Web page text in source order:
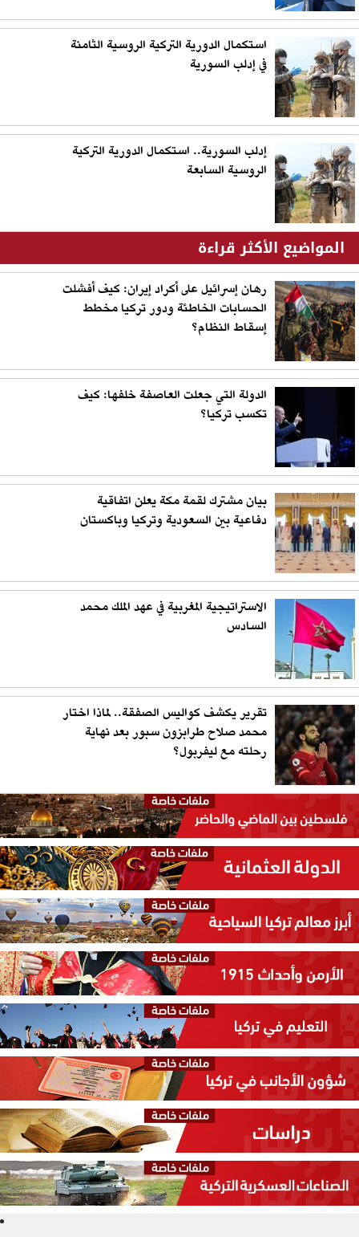
استكمال الدورية التركية الروسية الثامنة
في إدلب السورية
إدلب السورية.. استكمال الدورية التركية
الروسية السابعة
المواضيع الأكثر قراءة
رهان إسرائيل على أكراد إيران: كيف أفشلت
الحسابات الخاطئة ودور تركيا مخطط
إسقاط النظام؟
الدولة التي جعلت العاصفة خلفها: كيف
تكسب تركيا؟
بيان مشترك لقمة مكة يعلن اتفاقية
دفاعية بين السعودية وتركيا وباكستان
الاستراتيجية المغربية في عهد الملك محمد
السادس
تقرير يكشف كواليس الصفقة.. لماذا اختار
محمد صلاح طرابزون سبور بعد نهاية
رحلته مع ليفربول؟